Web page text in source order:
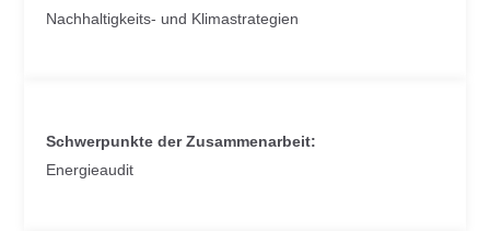
Nachhaltigkeits- und Klimastrategien
Schwerpunkte der Zusammenarbeit:
Energieaudit